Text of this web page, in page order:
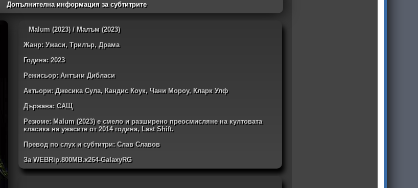
Допълнителна информация за субтитрите
Malum (2023) / Малъм (2023)
Жанр: Ужаси, Трилър, Драма
Година: 2023
Режисьор: Антъни Дибласи
Актьори: Джесика Сула, Кандис Коук, Чани Мороу, Кларк Улф
Държава: САЩ
Резюме: Malum (2023) е смело и разширено преосмисляне на култовата
класика на ужасите от 2014 година, Last Shift.
Превод по слух и субтитри: Слав Славов
За WEBRip.800MB.x264-GalaxyRG